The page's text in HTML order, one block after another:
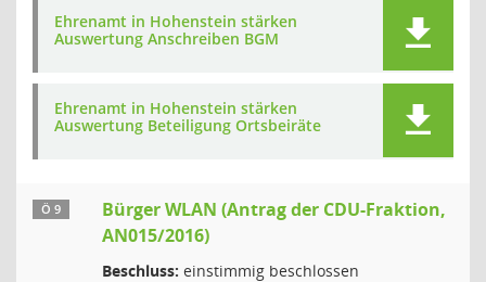
Ehrenamt in Hohenstein stärken
Auswertung Anschreiben BGM
Ehrenamt in Hohenstein stärken
Auswertung Beteiligung Ortsbeiräte
Ö 9
Bürger WLAN (Antrag der CDU-Fraktion,
AN015/2016)
Beschluss: einstimmig beschlossen